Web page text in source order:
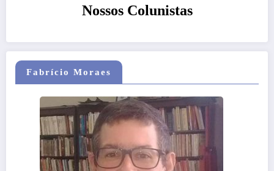
Nossos Colunistas
Fabrício Moraes